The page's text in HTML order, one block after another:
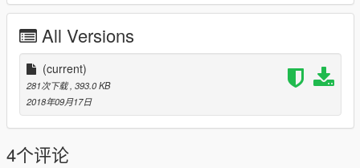
All Versions
(current)
281次下载 , 393.0 KB
2018年09月17日
4个评论